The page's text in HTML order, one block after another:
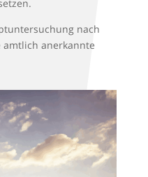
nach
amtlich anerkannte